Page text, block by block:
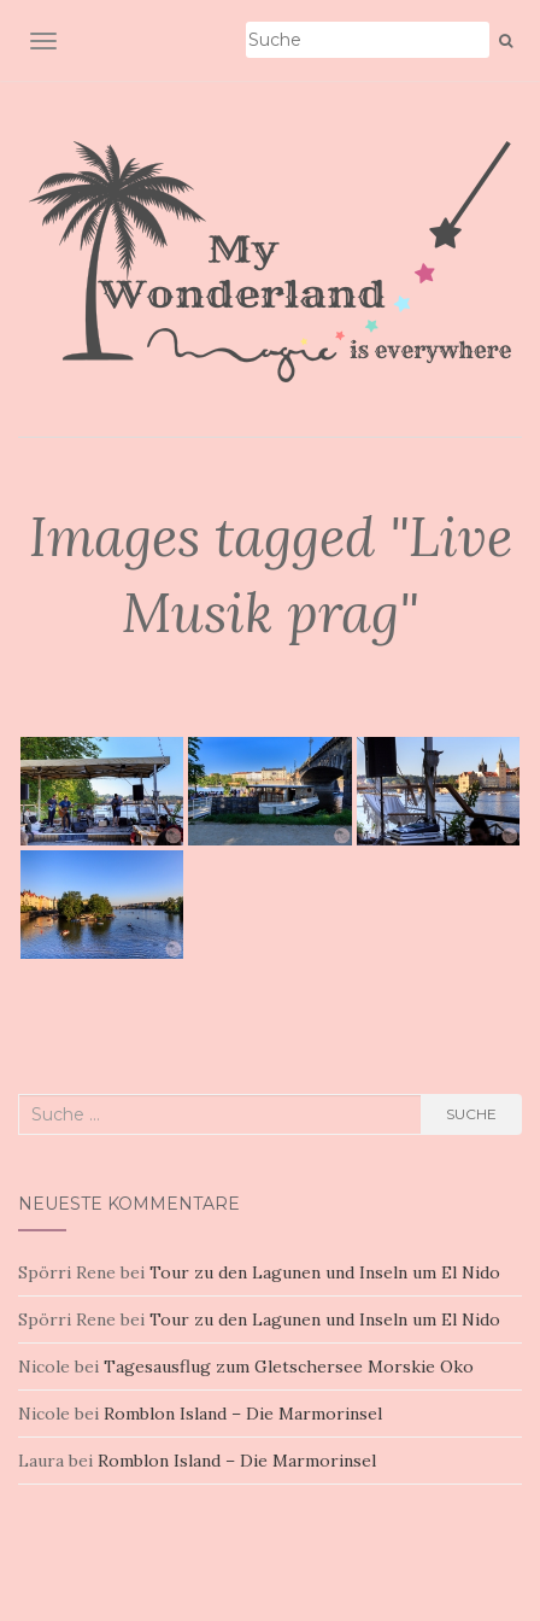
SCHALTE NAVIGATION
Images tagged "Live
Musik prag"
Suche
SUCHE
NEUESTE KOMMENTARE
Spörri Rene bei Tour zu den Lagunen und Inseln um El Nido
Spörri Rene bei Tour zu den Lagunen und Inseln um El Nido
Nicole bei Tagesausflug zum Gletschersee Morskie Oko
Nicole bei Romblon Island – Die Marmorinsel
Laura bei Romblon Island – Die Marmorinsel